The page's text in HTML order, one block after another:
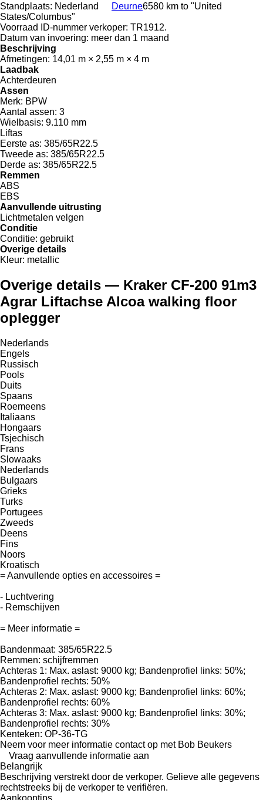
Standplaats: Nederland Deurne6580 km to "United
States/Columbus"
Voorraad ID-nummer verkoper: TR1912.
Datum van invoering: meer dan 1 maand
Beschrijving
Afmetingen: 14,01 m × 2,55 m × 4 m
Laadbak
Achterdeuren
Assen
Merk: BPW
Aantal assen: 3
Wielbasis: 9.110 mm
Liftas
Eerste as: 385/65R22.5
Tweede as: 385/65R22.5
Derde as: 385/65R22.5
Remmen
ABS
EBS
Aanvullende uitrusting
Lichtmetalen velgen
Conditie
Conditie: gebruikt
Overige details
Kleur: metallic
Overige details — Kraker CF-200 91m3
Agrar Liftachse Alcoa walking floor
oplegger
Nederlands
Engels
Russisch
Pools
Duits
Spaans
Roemeens
Italiaans
Hongaars
Tsjechisch
Frans
Slowaaks
Nederlands
Bulgaars
Grieks
Turks
Portugees
Zweeds
Deens
Fins
Noors
Kroatisch
= Aanvullende opties en accessoires =
- Luchtvering
- Remschijven
= Meer informatie =
Bandenmaat: 385/65R22.5
Remmen: schijfremmen
Achteras 1: Max. aslast: 9000 kg; Bandenprofiel links: 50%;
Bandenprofiel rechts: 50%
Achteras 2: Max. aslast: 9000 kg; Bandenprofiel links: 60%;
Bandenprofiel rechts: 60%
Achteras 3: Max. aslast: 9000 kg; Bandenprofiel links: 30%;
Bandenprofiel rechts: 30%
Kenteken: OP-36-TG
Neem voor meer informatie contact op met Bob Beukers
Vraag aanvullende informatie aan
Belangrijk
Beschrijving verstrekt door de verkoper. Gelieve alle gegevens
rechtstreeks bij de verkoper te verifiëren.
Aankooptips